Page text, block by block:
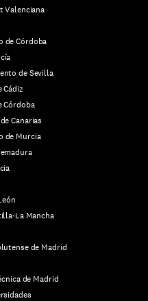
Valenciana
de Córdoba
de Sevilla
Córdoba
Canarias
de Murcia
La Mancha
de Madrid
de Madrid